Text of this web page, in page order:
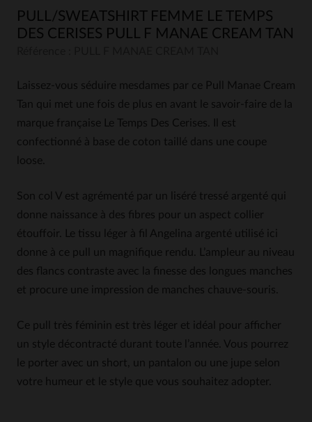
PULL/SWEATSHIRT FEMME LE TEMPS
DES CERISES PULL F MANAE CREAM TAN
Laissez-vous séduire mesdames par ce Pull Manae Cream
Tan qui met une fois de plus en avant le savoir-faire de la
marque française Le Temps Des Cerises. Il est
confectionné à base de coton taillé dans une coupe
loose.
Son col V est agrémenté par un liséré tressé argenté qui
donne naissance à des fibres pour un aspect collier
étouffoir. Le tissu léger à fil Angelina argenté utilisé ici
donne à ce pull un magnifique rendu. L’ampleur au niveau
des flancs contraste avec la finesse des longues manches
et procure une impression de manches chauve-souris.
Ce pull très féminin est très léger et idéal pour afficher
un style décontracté durant toute l’année. Vous pourrez
le porter avec un short, un pantalon ou une jupe selon
votre humeur et le style que vous souhaitez adopter.